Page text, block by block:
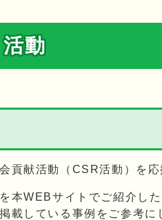
動
貢献活動（CSR活動）を応
本WEBサイトでご紹介した
載している事例をご参考に